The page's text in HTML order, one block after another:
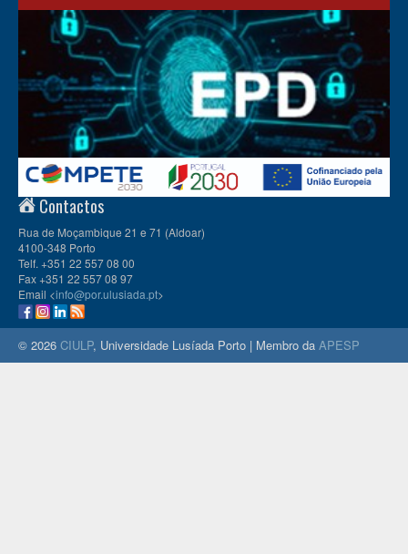
Contactos
Rua de Moçambique 21 e 71 (Aldoar)
4100-348 Porto
Telf. +351 22 557 08 00
Fax +351 22 557 08 97
Email <info@por.ulusiada.pt>
© 2026 CIULP, Universidade Lusíada Porto | Membro da APESP